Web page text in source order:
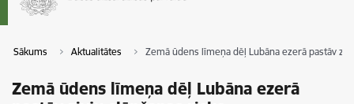
Sākums Aktualitātes Zemā ūdens līmeņa dēļ Lubāna ezerā pastāv
Zemā ūdens līmeņa dēļ Lubāna ezerā